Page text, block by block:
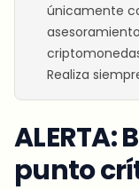
únicamente
Realiza
ALERTA:
punto